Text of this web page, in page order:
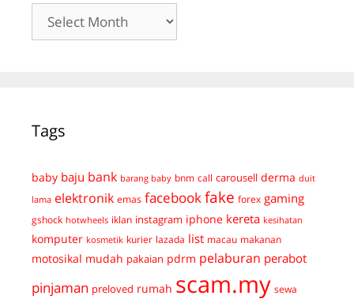
Archives
Tags
baby baju bank barang baby bnm call carousell derma duit
lama elektronik emas facebookfake forex gaming
gshock hotwheels iklan instagram iphone kereta kesihatan
komputer kosmetik kurier lazada list macau makanan
motosikal mudah pakaian pdrm pelaburan perabot
pinjaman preloved rumah scam.my sewa